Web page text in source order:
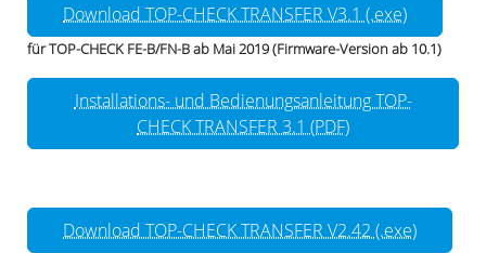
Download TOP-CHECK TRANSFER V3.1 (.exe)
für TOP-CHECK FE-B/FN-B ab Mai 2019 (Firmware-Version ab 10.1)
Installations- und Bedienungsanleitung TOP-
CHECK TRANSFER 3.1 (PDF)
Download TOP-CHECK TRANSFER V2.42 (.exe)